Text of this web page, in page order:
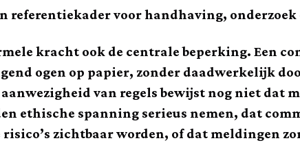
referentiekader voor handhaving,
kracht ook de centrale beperking. Een
ogen op papier, zonder daadwerkelijk
van regels bewijst nog niet dat
ethische spanning serieus nemen, dat
zichtbaar worden, of dat meldingen